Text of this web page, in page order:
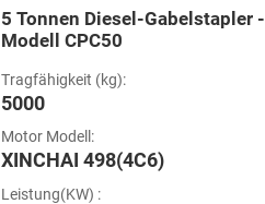
5 Tonnen Diesel-Gabelstapler -
Modell CPC50
Tragfähigkeit (kg):
5000
Motor Modell:
XINCHAI 498(4C6)
Leistung(KW) :